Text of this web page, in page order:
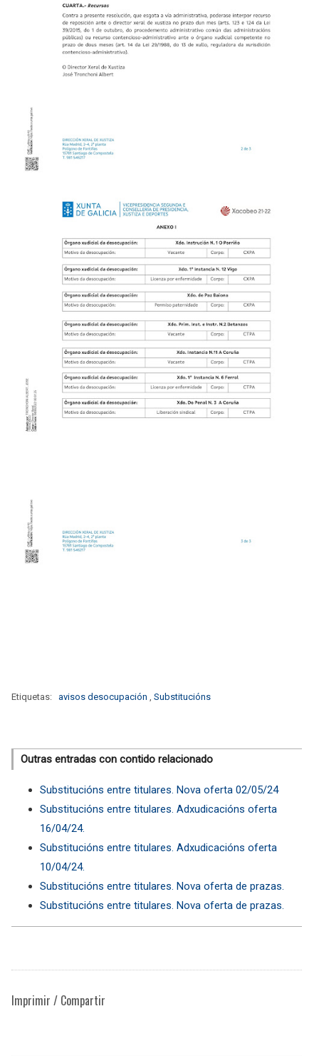
Etiquetas: avisos desocupación Substitucións
Outras entradas con contido relacionado
Substitucións entre titulares. Nova oferta 02/05/24
Substitucións entre titulares. Adxudicacións oferta
16/04/24.
Substitucións entre titulares. Adxudicacións oferta
10/04/24.
Substitucións entre titulares. Nova oferta de prazas.
Substitucións entre titulares. Nova oferta de prazas.
Imprimir / Compartir